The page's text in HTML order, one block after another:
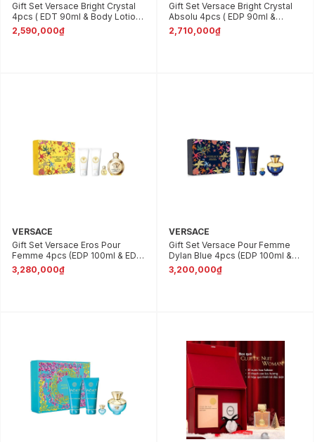
Gift Set Versace Bright Crystal
4pcs ( EDT 90ml & Body Lotion
100ml & Shower Gel 100ml &
Travel Bag )
2,590,000₫
Gift Set Versace Bright Crystal
Absolu 4pcs ( EDP 90ml &
Shower Gel 100ml & Body
Lotion 100ml & Travel Bag )
2,710,000₫
VERSACE
Gift Set Versace Eros Pour
Femme 4pcs (EDP 100ml & EDP
5ml & Body Lotion 100ml &
Shower Gel 100ml)
3,280,000₫
VERSACE
Gift Set Versace Pour Femme
Dylan Blue 4pcs (EDP 100ml &
EDP 5ml & Body Lotion 100ml &
Shower gel 100ml )
3,200,000₫